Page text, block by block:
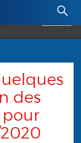
: Retour à l'accueil
des
pour